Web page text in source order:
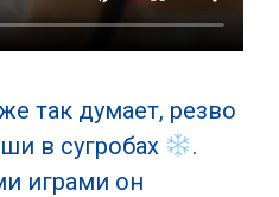
так думает, резво
в сугробах
.
играми он